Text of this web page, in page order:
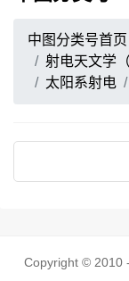
中图分类号首页
射电天文学
太阳系射电
Copyright © 2010